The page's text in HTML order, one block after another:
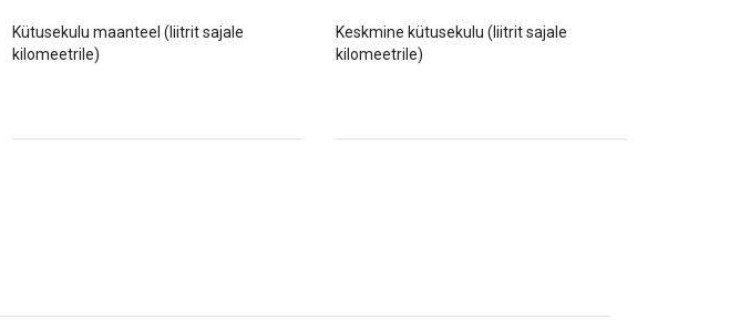
Kütusekulu maanteel (liitrit sajale
kilomeetrile)
Keskmine kütusekulu (liitrit sajale
kilomeetrile)